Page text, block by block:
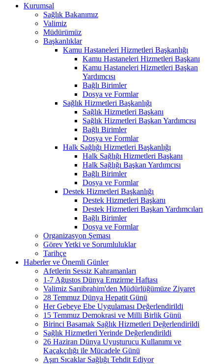
Kurumsal
Sağlık Bakanımız
Valimiz
Müdürümüz
Başkanlıklar
Kamu Hastaneleri Hizmetleri Başkanlığı
Kamu Hastaneleri Hizmetleri Başkanı
Kamu Hastaneleri Hizmetleri Başkan
Yardımcısı
Bağlı Birimler
Dosya ve Formlar
Sağlık Hizmetleri Başkanlığı
Sağlık Hizmetleri Başkanı
Sağlık Hizmetleri Başkan Yardımcısı
Bağlı Birimler
Dosya ve Formlar
Halk Sağlığı Hizmetleri Başkanlığı
Halk Sağlığı Hizmetleri Başkanı
Halk Sağlığı Başkan Yardımcısı
Bağlı Birimler
Dosya ve Formlar
Destek Hizmetleri Başkanlığı
Destek Hizmetleri Başkanı
Destek Hizmetleri Başkan Yardımcıları
Bağlı Birimler
Dosya ve Formlar
Organizasyon Şeması
Görev Yetki ve Sorumluluklar
Tarihçe
Haberler ve Önemli Günler
Afetlerin Sessiz Kahramanları
1-7 Ağustos Dünya Emzirme Haftası
Valimiz Sarıibrahim'den Müdürlüğümüze Ziyaret
28 Temmuz Dünya Hepatit Günü
Her Gebeye Ebe Uygulaması Değerlendirildi
15 Temmuz Demokrasi ve Milli Birlik Günü
Birinci Basamak Sağlık Hizmetleri Değerlendirildi
Sağlık Hizmetleri Yerinde Değerlendirildi
26 Haziran Dünya Uyuşturucu Kullanımı ve
Kaçakçılığı ile Mücadele Günü
Aşırı Sıcaklar Sağlığı Tehdit Ediyor